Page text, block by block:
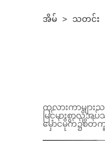
အိမ် > သတင်း
ကုလားကာမျာ
မြင့်မားစွာလိုအ
မှောင်မိုက်၌စိတ်